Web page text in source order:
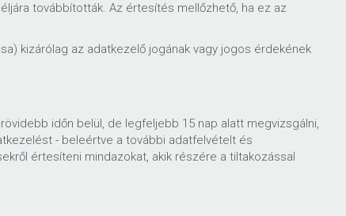
továbbították. Az értesítés mellőzhető, ha ez az
kizárólag az adatkezelő jogának vagy jogos érdekének
időn belül, de legfeljebb 15 nap alatt megvizsgálni,
- beleértve a további adatfelvételt és
értesíteni mindazokat, akik részére a tiltakozással